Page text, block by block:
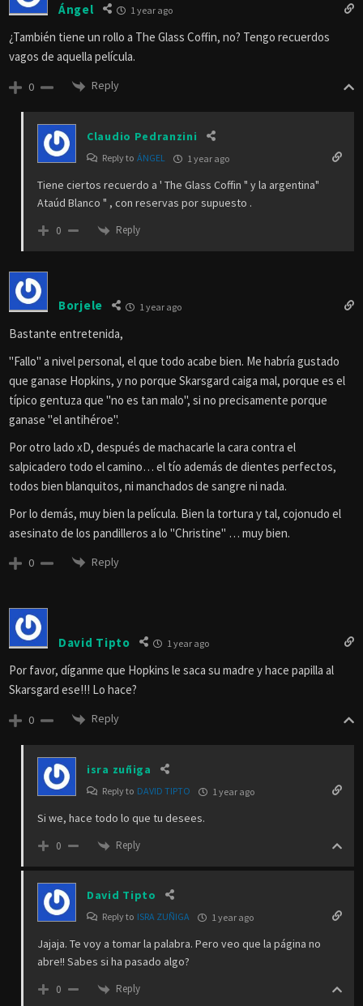
Ángel 1 year ago
¿También tiene un rollo a The Glass Coffin, no? Tengo recuerdos
vagos de aquella película.
0 Reply
Claudio Pedranzini
Reply to ÁNGEL 1 year ago
Tiene ciertos recuerdo a ' The Glass Coffin " y la argentina"
Ataúd Blanco " , con reservas por supuesto .
0 Reply
Borjele 1 year ago
Bastante entretenida,
"Fallo" a nivel personal, el que todo acabe bien. Me habría gustado
que ganase Hopkins, y no porque Skarsgard caiga mal, porque es el
típico gentuza que "no es tan malo", si no precisamente porque
ganase "el antihéroe".
Por otro lado xD, después de machacarle la cara contra el
salpicadero todo el camino… el tío además de dientes perfectos,
todos bien blanquitos, ni manchados de sangre ni nada.
Por lo demás, muy bien la película. Bien la tortura y tal, cojonudo el
asesinato de los pandilleros a lo "Christine" … muy bien.
0 Reply
David Tipto 1 year ago
Por favor, díganme que Hopkins le saca su madre y hace papilla al
Skarsgard ese!!! Lo hace?
0 Reply
isra zuñiga
Reply to DAVID TIPTO 1 year ago
Si we, hace todo lo que tu desees.
0 Reply
David Tipto
Reply to ISRA ZUÑIGA 1 year ago
Jajaja. Te voy a tomar la palabra. Pero veo que la página no
abre!! Sabes si ha pasado algo?
0 Reply